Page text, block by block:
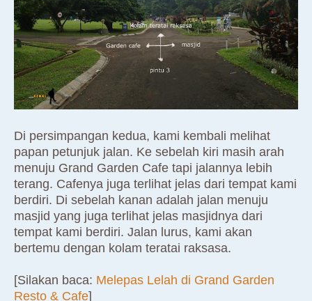
Di persimpangan kedua, kami kembali melihat
papan petunjuk jalan. Ke sebelah kiri masih arah
menuju Grand Garden Cafe tapi jalannya lebih
terang. Cafenya juga terlihat jelas dari tempat kami
berdiri. Di sebelah kanan adalah jalan menuju
masjid yang juga terlihat jelas masjidnya dari
tempat kami berdiri. Jalan lurus, kami akan
bertemu dengan kolam teratai raksasa.
[Silakan baca: Melepas Lelah di Grand Garden
Resto & Cafe]